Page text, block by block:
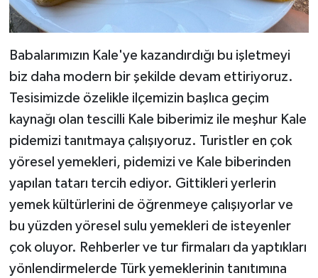
Babalarımızın Kale'ye kazandırdığı bu işletmeyi
biz daha modern bir şekilde devam ettiriyoruz.
Tesisimizde özelikle ilçemizin başlıca geçim
kaynağı olan tescilli Kale biberimiz ile meşhur Kale
pidemizi tanıtmaya çalışıyoruz. Turistler en çok
yöresel yemekleri, pidemizi ve Kale biberinden
yapılan tatarı tercih ediyor. Gittikleri yerlerin
yemek kültürlerini de öğrenmeye çalışıyorlar ve
bu yüzden yöresel sulu yemekleri de isteyenler
çok oluyor. Rehberler ve tur firmaları da yaptıkları
yönlendirmelerde Türk yemeklerinin tanıtımına